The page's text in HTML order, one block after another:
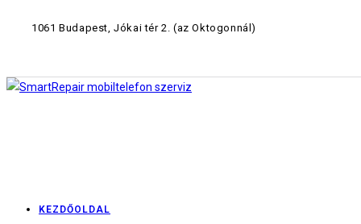
1061 Budapest, Jókai tér 2.(az Oktogonnál)
KEZDŐOLDAL